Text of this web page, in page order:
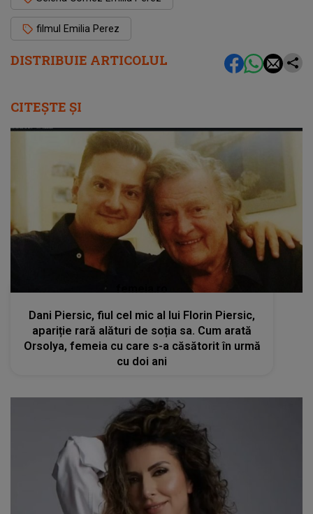
DISTRIBUIE ARTICOLUL
filmul Emilia Perez
CITEȘTE ȘI
Dani Piersic, fiul cel mic al lui Florin Piersic,
apariție rară alături de soția sa. Cum arată
Orsolya, femeia cu care s-a căsătorit în urmă
cu doi ani